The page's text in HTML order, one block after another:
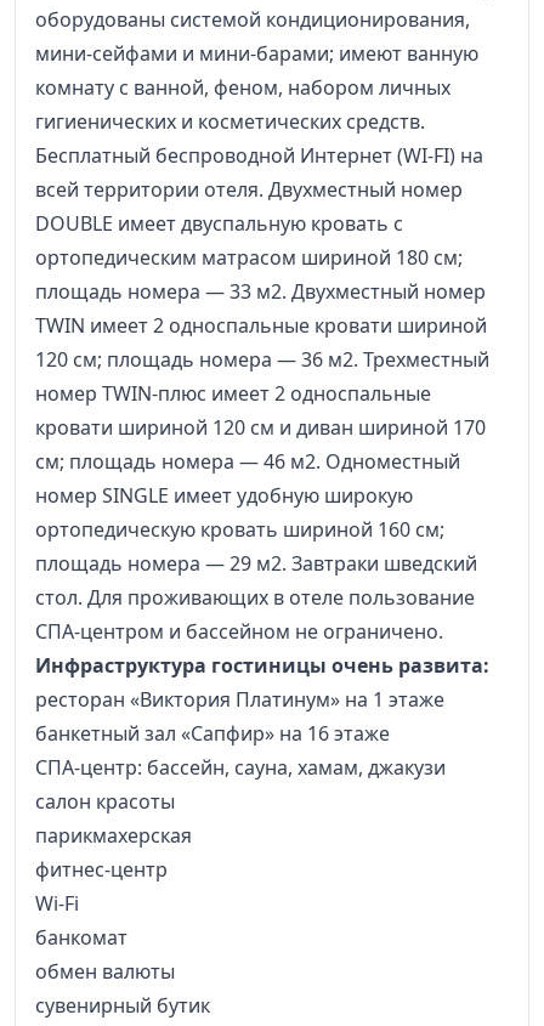
оборудованы системой кондиционирования,
мини-сейфами и мини-барами; имеют ванную
комнату с ванной, феном, набором личных
гигиенических и косметических средств.
Бесплатный беспроводной Интернет (WI-FI) на
всей территории отеля. Двухместный номер
DOUBLE имеет двуспальную кровать c
ортопедическим матрасом шириной 180 см;
площадь номера — 33 м2. Двухместный номер
TWIN имеет 2 односпальные кровати шириной
120 см; площадь номера — 36 м2. Трехместный
номер TWIN-плюс имеет 2 односпальные
кровати шириной 120 см и диван шириной 170
см; площадь номера — 46 м2. Одноместный
номер SINGLE имеет удобную широкую
ортопедическую кровать шириной 160 см;
площадь номера — 29 м2. Завтраки шведский
стол. Для проживающих в отеле пользование
СПА-центром и бассейном не ограничено.
Инфраструктура гостиницы очень развита:
ресторан «Виктория Платинум» на 1 этаже
банкетный зал «Сапфир» на 16 этаже
СПА-центр: бассейн, сауна, хамам, джакузи
салон красоты
парикмахерская
фитнес-центр
Wi-Fi
банкомат
обмен валюты
сувенирный бутик